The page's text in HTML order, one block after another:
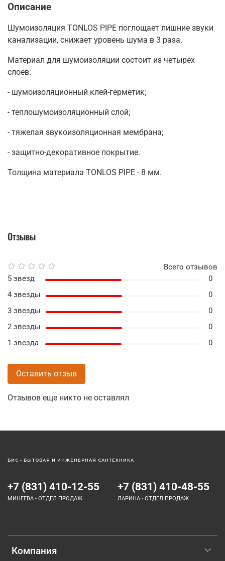
Описание
Шумоизоляция TONLOS PIPE поглощает лишние звуки
канализации, снижает уровень шума в 3 раза.
Материал для шумоизоляции состоит из четырех
слоев:
- шумоизоляционный клей-герметик;
- теплошумоизоляционный слой;
- тяжелая звукоизоляционная мембрана;
- защитно-декоративное покрытие.
Толщина материала TONLOS PIPE - 8 мм.
Отзывы
Отзывов еще никто не оставлял
Всего отзывов
5 звезд
0
4 звезды
0
3 звезды
0
2 звезды
0
1 звезда
0
Оставить отзыв
Компания
+7 (831) 410-12-55
МИНЕЕВА - ОТДЕЛ ПРОДАЖ
+7 (831) 410-48-55
ЛАРИНА - ОТДЕЛ ПРОДАЖ
БИС - БЫТОВАЯ И ИНЖЕНЕРНАЯ САНТЕХНИКА